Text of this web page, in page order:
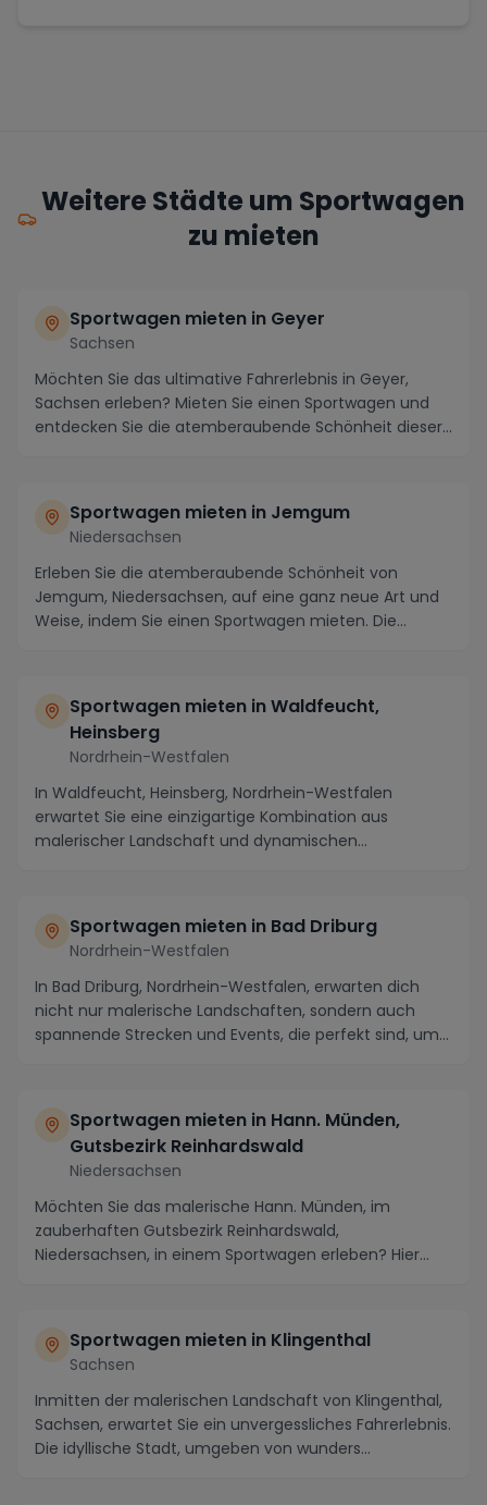
Weitere Städte um Sportwagen
zu mieten
Sportwagen mieten in Geyer
Sachsen
Möchten Sie das ultimative Fahrerlebnis in Geyer,
Sachsen erleben? Mieten Sie einen Sportwagen und
entdecken Sie die atemberaubende Schönheit dieser
Sportwagen mieten in Jemgum
Niedersachsen
Erleben Sie die atemberaubende Schönheit von
Jemgum, Niedersachsen, auf eine ganz neue Art und
Weise, indem Sie einen Sportwagen mieten. Die
Sportwagen mieten in Waldfeucht,
Heinsberg
Nordrhein-Westfalen
In Waldfeucht, Heinsberg, Nordrhein-Westfalen
erwartet Sie eine einzigartige Kombination aus
malerischer Landschaft und dynamischen
Sportwagen mieten in Bad Driburg
Nordrhein-Westfalen
In Bad Driburg, Nordrhein-Westfalen, erwarten dich
nicht nur malerische Landschaften, sondern auch
spannende Strecken und Events, die perfekt sind, um...
Sportwagen mieten in Hann. Münden,
Gutsbezirk Reinhardswald
Niedersachsen
Möchten Sie das malerische Hann. Münden, im
zauberhaften Gutsbezirk Reinhardswald,
Niedersachsen, in einem Sportwagen erleben? Hier
Sportwagen mieten in Klingenthal
Sachsen
Inmitten der malerischen Landschaft von Klingenthal,
Sachsen, erwartet Sie ein unvergessliches Fahrerlebnis.
Die idyllische Stadt, umgeben von wunders...